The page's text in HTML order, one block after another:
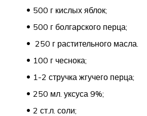
500 г кислых яблок;
500 г болгарского перца;
250 г растительного масла.
100 г чеснока;
1-2 стручка жгучего перца;
250 мл. уксуса 9%;
2 ст.л. соли;